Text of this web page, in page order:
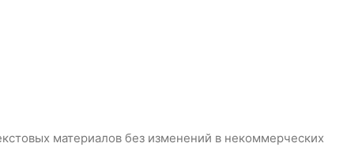
материалов без изменений в некоммерческих